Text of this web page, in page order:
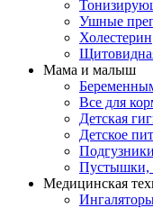
Ушные
Холестерин
Мама и малыш
Все для
Детская
Детское
Пустышки,
Медицинская